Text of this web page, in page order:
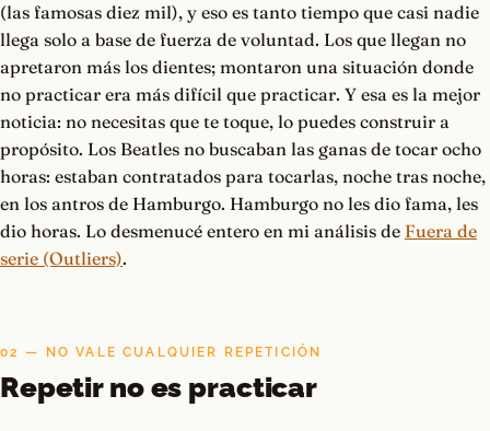
(las famosas diez mil), y eso es tanto tiempo que casi nadie
llega solo a base de fuerza de voluntad. Los que llegan no
apretaron más los dientes; montaron una situación donde
no practicar era más difícil que practicar. Y esa es la mejor
noticia: no necesitas que te toque, lo puedes construir a
propósito. Los Beatles no buscaban las ganas de tocar ocho
horas: estaban contratados para tocarlas, noche tras noche,
en los antros de Hamburgo. Hamburgo no les dio fama, les
dio horas. Lo desmenucé entero en mi análisis de Fuera de
serie (Outliers).
02 — NO VALE CUALQUIER REPETICIÓN
Repetir no es practicar